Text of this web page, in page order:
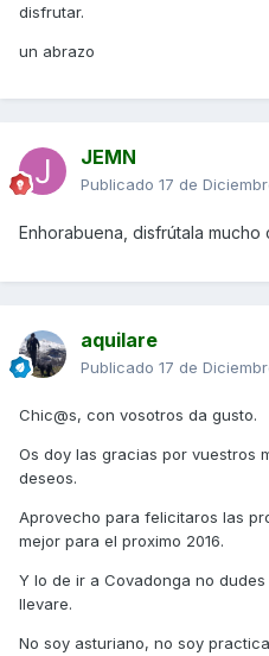
disfrutar.
un abrazo
JEMN
Publicado 17 de
Enhorabuena, disfrútala mucho
aquilare
Publicado 17 de
Chic@s, con vosotros da gusto.
Os doy las gracias por vuestros
deseos.
Aprovecho para felicitaros las
mejor para el proximo 2016.
Y lo de ir a Covadonga no
llevare.
No soy asturiano, no soy